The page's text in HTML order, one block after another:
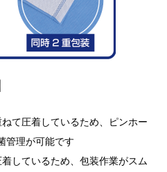
て圧着しているため、ピンホー
管理が可能です
しているため、包装作業がスム